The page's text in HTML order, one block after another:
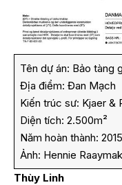
Tên dự án: Bảo tàng
Địa điểm: Đan Mạch
Kiến trúc sư: Kjaer &
Diện tích: 2.500m²
Năm hoàn thành: 2015
Ảnh: Hennie
Thùy Linh